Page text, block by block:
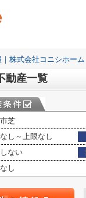
株式会社コニシホーム
動産一覧
芝
し～上限なし
ない
し